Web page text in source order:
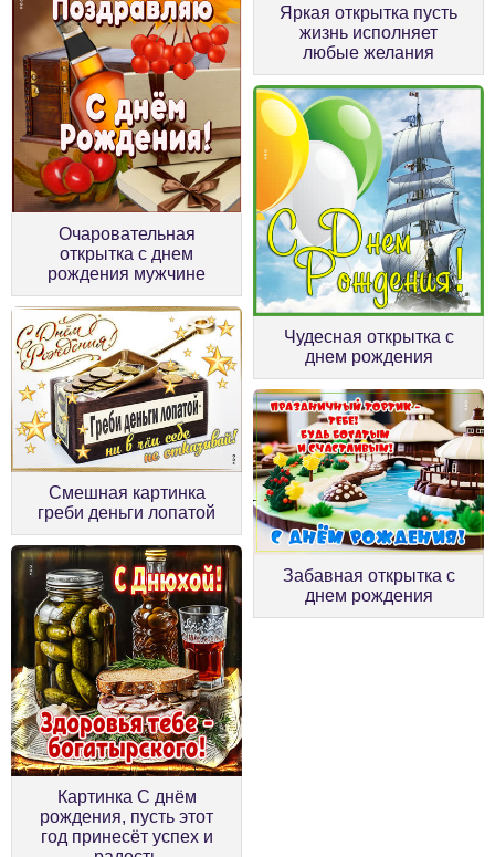
Очаровательная
открытка с днем
рождения мужчине
Яркая открытка пусть
жизнь исполняет
любые желания
Смешная картинка
греби деньги лопатой
Чудесная открытка с
днем рождения
Картинка С днём
рождения, пусть этот
год принесёт успех и
Забавная открытка с
днем рождения